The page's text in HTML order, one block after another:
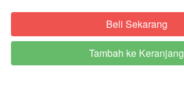
`Beli Sekarang
`
Tambah ke Keranjang